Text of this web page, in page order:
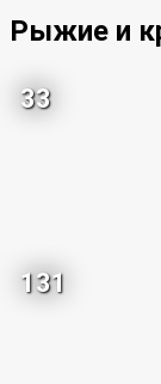
Рыжие и
33
131